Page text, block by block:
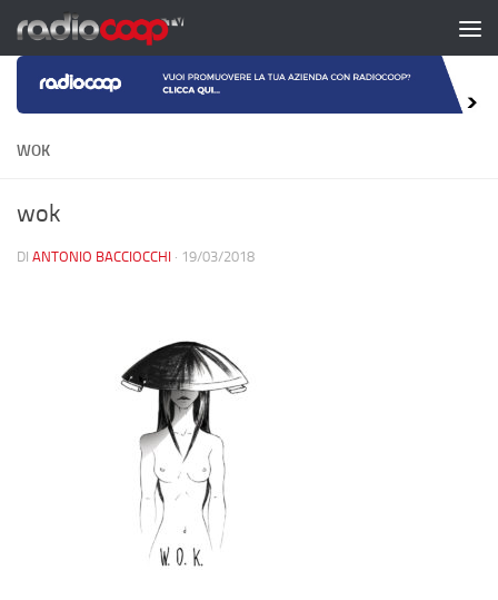
Salta al contenuto
WOK
wok
DI ANTONIO BACCIOCCHI · 19/03/2018